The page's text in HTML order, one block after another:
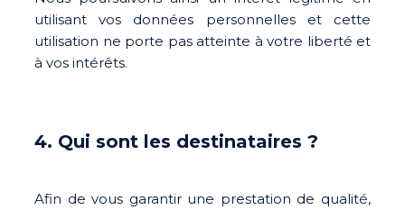
utilisant vos données personnelles et cette
utilisation ne porte pas atteinte à votre liberté et
à vos intérêts.
4. Qui sont les destinataires ?
Afin de vous garantir une prestation de qualité,